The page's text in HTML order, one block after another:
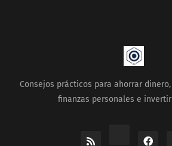
Consejos prácticos para ahorrar
finanzas personales e